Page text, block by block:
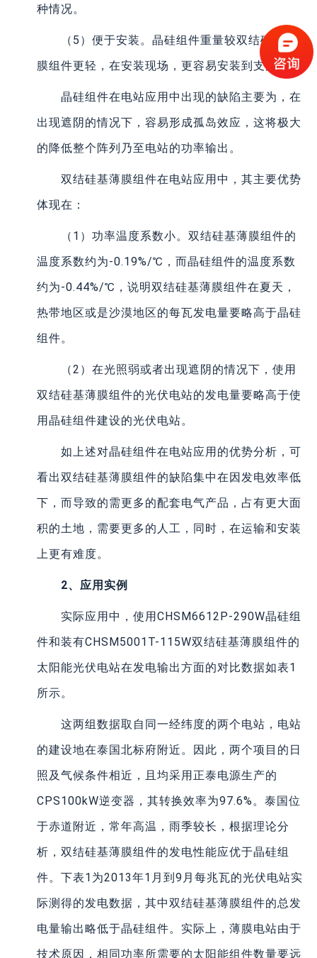
种情况。
（5）便于安装。晶硅组件重量较双结硅基薄
膜组件更轻，在安装现场，更容易安装到支架上。
晶硅组件在电站应用中出现的缺陷主要为，在
出现遮阴的情况下，容易形成孤岛效应，这将极大
的降低整个阵列乃至电站的功率输出。
双结硅基薄膜组件在电站应用中，其主要优势
体现在：
（1）功率温度系数小。双结硅基薄膜组件的
温度系数约为-0.19%/℃，而晶硅组件的温度系数
约为-0.44%/℃，说明双结硅基薄膜组件在夏天，
热带地区或是沙漠地区的每瓦发电量要略高于晶硅
组件。
（2）在光照弱或者出现遮阴的情况下，使用
双结硅基薄膜组件的光伏电站的发电量要略高于使
用晶硅组件建设的光伏电站。
如上述对晶硅组件在电站应用的优势分析，可
看出双结硅基薄膜组件的缺陷集中在因发电效率低
下，而导致的需更多的配套电气产品，占有更大面
积的土地，需要更多的人工，同时，在运输和安装
上更有难度。
2、应用实例
实际应用中，使用CHSM6612P-290W晶硅组
件和装有CHSM5001T-115W双结硅基薄膜组件的
太阳能光伏电站在发电输出方面的对比数据如表1
所示。
这两组数据取自同一经纬度的两个电站，电站
的建设地在泰国北标府附近。因此，两个项目的日
照及气候条件相近，且均采用正泰电源生产的
CPS100kW逆变器，其转换效率为97.6%。泰国位
于赤道附近，常年高温，雨季较长，根据理论分
析，双结硅基薄膜组件的发电性能应优于晶硅组
件。下表1为2013年1月到9月每兆瓦的光伏电站实
际测得的发电数据，其中双结硅基薄膜组件的总发
电量输出略低于晶硅组件。实际上，薄膜电站由于
技术原因，相同功率所需要的太阳能组件数量要远